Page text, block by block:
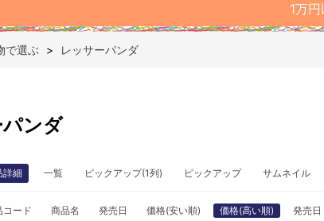
1万
で選ぶ > レッサーパンダ
ンダ
詳細 一覧 ピックアップ(1列) ピックアップ サムネイル
コード 商品名 発売日 価格(安い順) 価格(高い順) 発売日